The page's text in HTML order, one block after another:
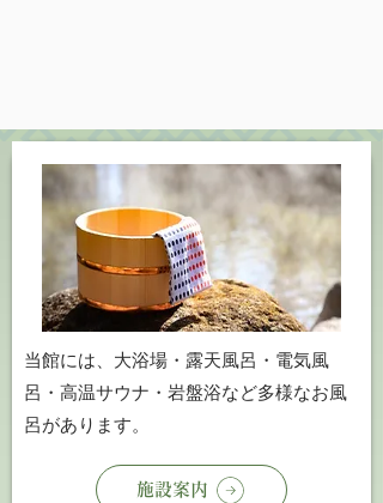
​当館には、大浴場・露天風呂・電気風
呂・高温サウナ・岩盤浴など多様なお風
呂があります。
施設案内